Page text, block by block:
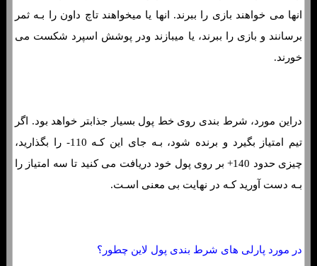
انها می خواهند بازی را ببرند. انها یا میخواهند تاچ داون را بـه ثمر
برسانند و بازی را ببرند، یا میبازند ودر پوشش اسپرد شکست می
خورند.
دراین مورد، شرط بندی روی خط پول بسیار جذابتر خواهد بود. اگر
تیم امتیاز بگیرد و برنده شود، بـه جای این کـه 110- را بگذارید،
چیزی حدود 140+ بر روی پول خود دریافت می کنید تا سه امتیاز را
بـه دست آورید کـه در نهایت بی معنی اسـت.
در مورد پارلی های شرط بندی پول لاین چطور؟